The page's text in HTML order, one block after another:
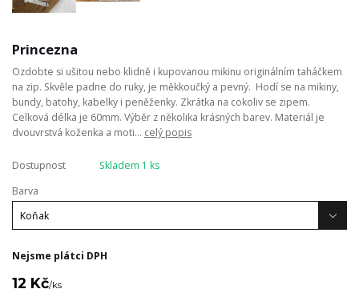
Princezna
Ozdobte si ušitou nebo klidně i kupovanou mikinu originálním taháčkem
na zip. Skvěle padne do ruky, je měkkoučký a pevný. Hodí se na mikiny,
bundy, batohy, kabelky i peněženky. Zkrátka na cokoliv se zipem.
Celková délka je 60mm. Výběr z několika krásných barev. Materiál je
dvouvrstvá koženka a moti... celý popis
Dostupnost
Skladem 1 ks
Barva
Nejsme plátci DPH
12 Kč/ks